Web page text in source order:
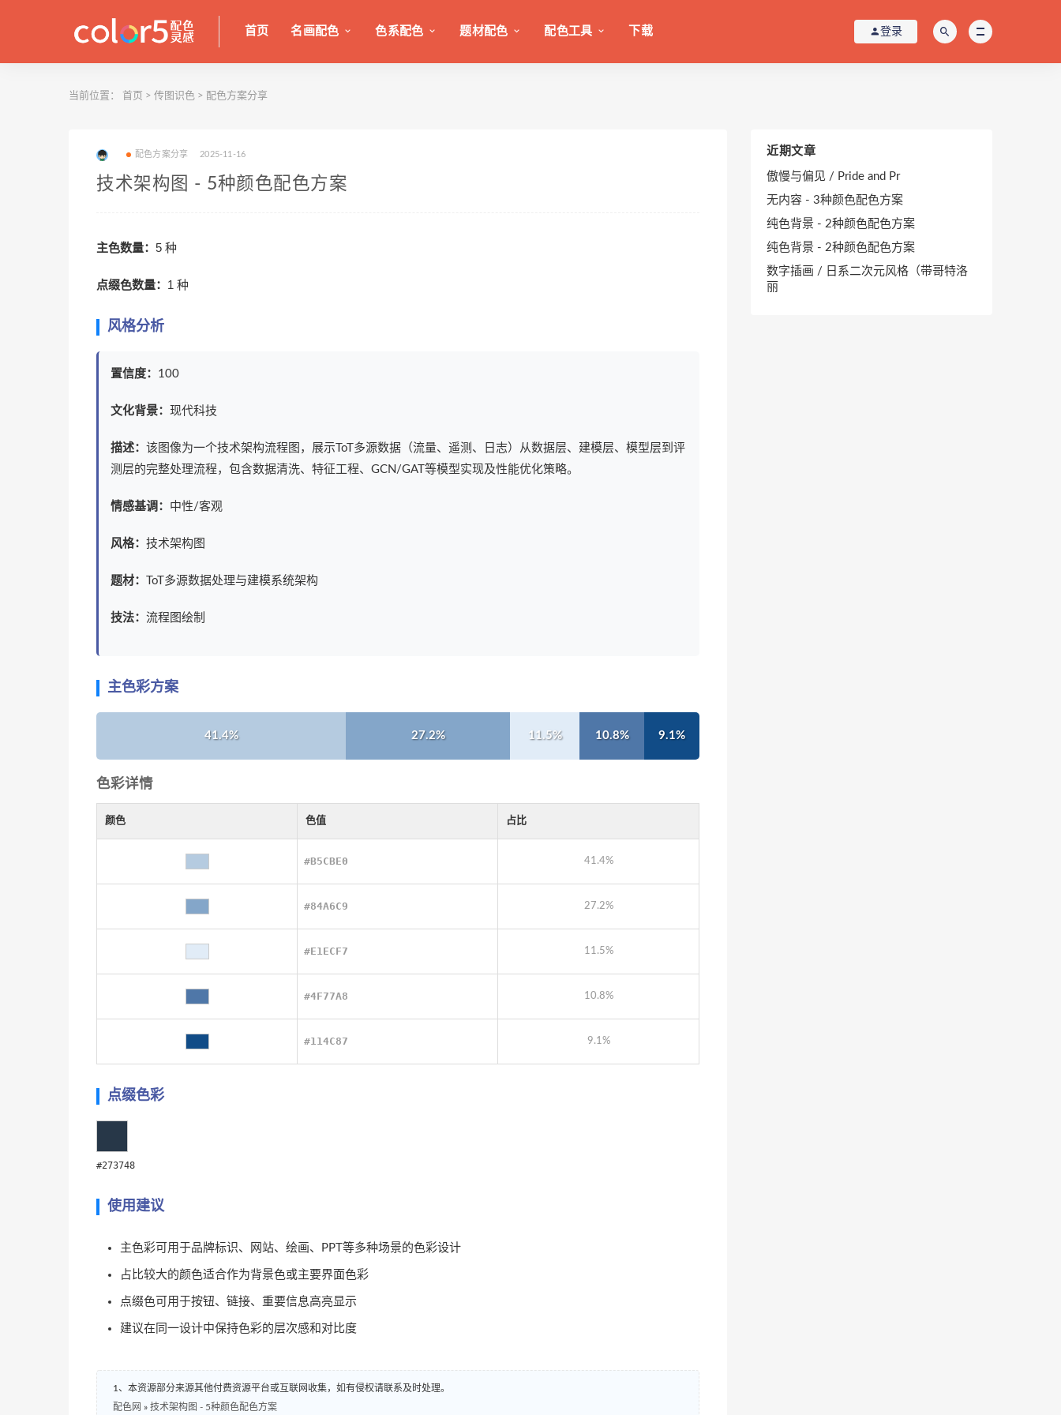
首页 名画配色 色系配色 题材配色 配色工具 下载 登录
当前位置： 首页 > 传图识色 > 配色方案分享
配色方案分享 2025-11-16
技术架构图 - 5种颜色配色方案
主色数量： 5 种
点缀色数量： 1 种
风格分析
置信度： 100
文化背景： 现代科技
描述： 该图像为一个技术架构流程图，展示ToT多源数据（流量、遥测、日志）从数据层、建模层、模型层到评
测层的完整处理流程，包含数据清洗、特征工程、GCN/GAT等模型实现及性能优化策略。
情感基调： 中性/客观
风格： 技术架构图
题材： ToT多源数据处理与建模系统架构
技法： 流程图绘制
主色彩方案
41.4% 27.2% 11.5% 10.8% 9.1%
色彩详情
颜色 色值 占比
#B5CBE0 41.4%
#84A6C9 27.2%
#E1ECF7 11.5%
#4F77A8 10.8%
#114C87 9.1%
点缀色彩
#273748
使用建议
主色彩可用于品牌标识、网站、绘画、PPT等多种场景的色彩设计
占比较大的颜色适合作为背景色或主要界面色彩
点缀色可用于按钮、链接、重要信息高亮显示
建议在同一设计中保持色彩的层次感和对比度
1、本资源部分来源其他付费资源平台或互联网收集，如有侵权请联系及时处理。
配色网 » 技术架构图 - 5种颜色配色方案
近期文章
傲慢与偏见 / Pride and Pr
无内容 - 3种颜色配色方案
纯色背景 - 2种颜色配色方案
纯色背景 - 2种颜色配色方案
数字插画 / 日系二次元风格（带哥特洛
丽